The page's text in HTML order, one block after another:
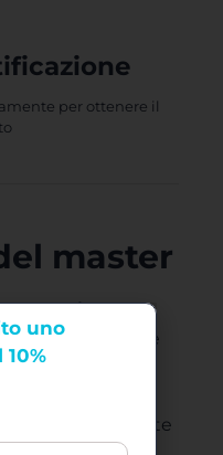
per ottenere il
master
Marketing
moduli didattici e
graduale,
chiave, e
complete
uno